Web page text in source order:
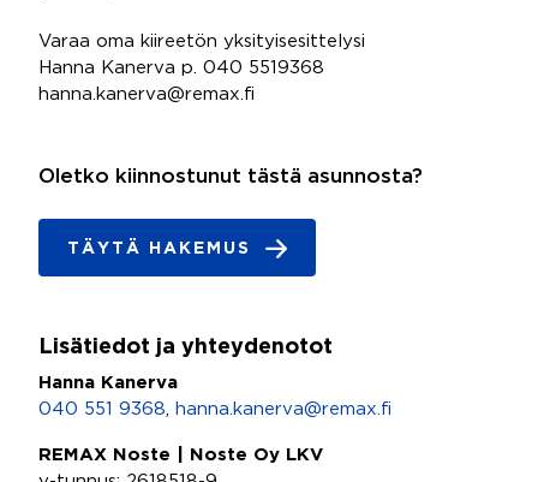
Varaa oma kiireetön yksityisesittelysi
Hanna Kanerva p. 040 5519368
hanna.kanerva@remax.fi
Oletko kiinnostunut tästä asunnosta?
TÄYTÄ HAKEMUS
Lisätiedot ja yhteydenotot
Hanna Kanerva
040 551 9368
hanna.kanerva@remax.fi
REMAX Noste | Noste Oy LKV